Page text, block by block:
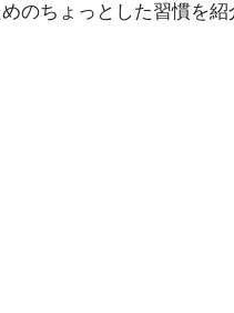
のちょっとした習慣を紹